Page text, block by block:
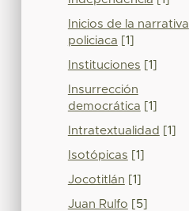
Inicios de la narrativa
policiaca [1]
Instituciones [1]
Insurrección
democrática [1]
Intratextualidad [1]
Isotópicas [1]
Jocotitlán [1]
Juan Rulfo [5]